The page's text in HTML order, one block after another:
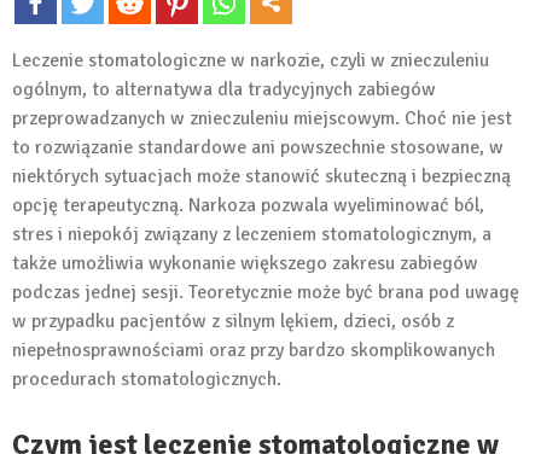
Leczenie stomatologiczne w narkozie, czyli w znieczuleniu
ogólnym, to alternatywa dla tradycyjnych zabiegów
przeprowadzanych w znieczuleniu miejscowym. Choć nie jest
to rozwiązanie standardowe ani powszechnie stosowane, w
niektórych sytuacjach może stanowić skuteczną i bezpieczną
opcję terapeutyczną. Narkoza pozwala wyeliminować ból,
stres i niepokój związany z leczeniem stomatologicznym, a
także umożliwia wykonanie większego zakresu zabiegów
podczas jednej sesji. Teoretycznie może być brana pod uwagę
w przypadku pacjentów z silnym lękiem, dzieci, osób z
niepełnosprawnościami oraz przy bardzo skomplikowanych
procedurach stomatologicznych.
Czym jest leczenie stomatologiczne w